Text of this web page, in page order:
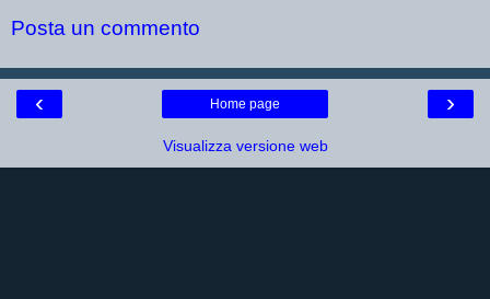
Posta un commento
‹ ›
Home page
Visualizza versione web